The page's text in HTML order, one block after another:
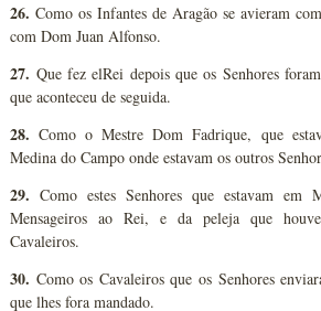
26. Como os Infantes de Aragão se avieram
com Dom Juan Alfonso.
27. Que fez elRei depois que os Senhores
que aconteceu de seguida.
28. Como o Mestre Dom Fadrique, que
Medina do Campo onde estavam os outros
29. Como estes Senhores que estavam em
Mensageiros ao Rei, e da peleja que
Cavaleiros.
30. Como os Cavaleiros que os Senhores
que lhes fora mandado.